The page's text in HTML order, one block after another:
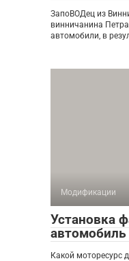
ЗапоВОДец из
винничанина
автомобили, в
Модификации
Установка
Какой моторесурс